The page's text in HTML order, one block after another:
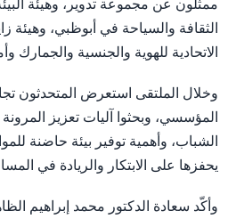
ممثلون عن مجموعة تدوير، وهيئة
الثقافة والسياحة في أبوظبي، وهيئة
الاتحادية للهوية والجنسية والجمارك
وخلال الملتقى استعرض المتحدثون
المؤسسي، وبحثوا آليات تعزيز
الشباب، وأهمية توفير بيئة حاضنة
يحفزها على الابتكار والريادة في
وأكّد سعادة الدكتور محمد إبراهيم